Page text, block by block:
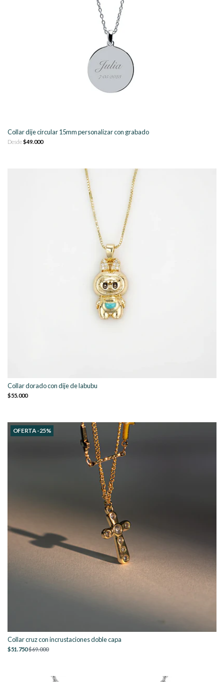
Collar dije circular 15mm personalizar con grabado
Desde$49.000
Collar dorado con dije de labubu
$55.000
OFERTA -25%
Collar cruz con incrustaciones doble capa
$51.750$69.000